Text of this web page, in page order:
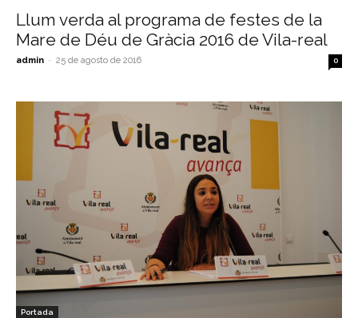
Llum verda al programa de festes de la
Mare de Déu de Gràcia 2016 de Vila-real
admin - 25 de agosto de 2016 0
Portada